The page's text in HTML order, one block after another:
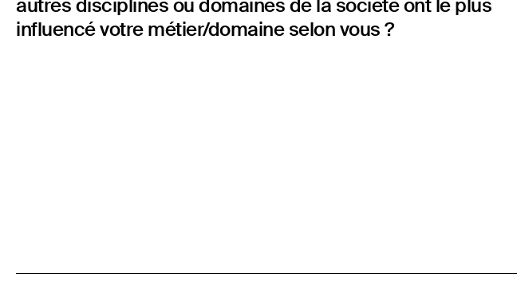
autres disciplines ou domaines de la société ont le plus
influencé votre métier/domaine selon vous ?